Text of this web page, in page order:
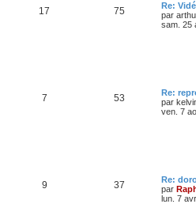
17 75
Re:
par
sam. 25
7 53
Re:
par
ven. 7
9 37
Re:
par
lun. 7